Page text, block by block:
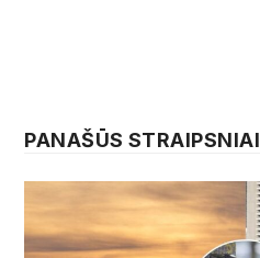
PANAŠŪS STRAIPSNIAI